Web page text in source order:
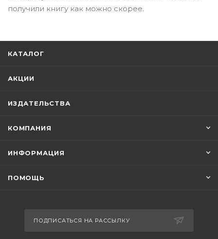
получили книгу как можно скорее.
КАТАЛОГ
АКЦИИ
ИЗДАТЕЛЬСТВА
КОМПАНИЯ
ИНФОРМАЦИЯ
ПОМОЩЬ
ПОДПИСАТЬСЯ НА РАССЫЛКУ